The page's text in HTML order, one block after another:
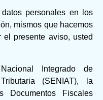
personales en los
mismos que hacemos
presente aviso, usted
Integrado de
(SENIAT), la
Documentos Fiscales